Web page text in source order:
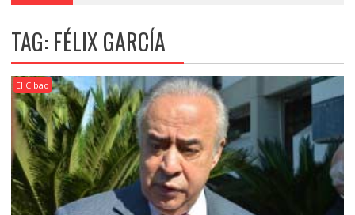
TAG: FÉLIX GARCÍA
El Cibao